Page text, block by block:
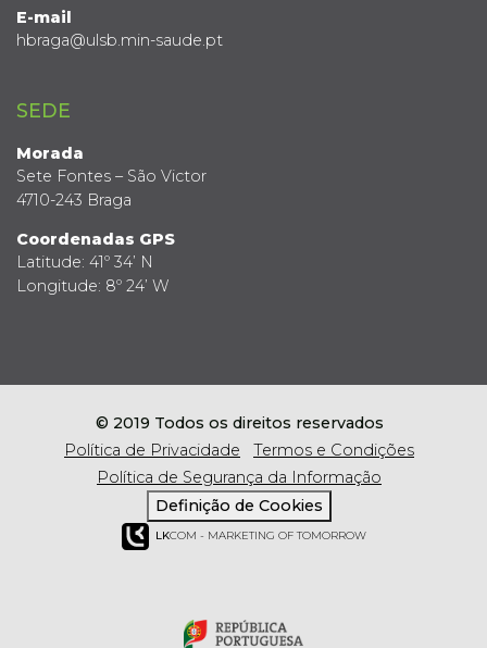
E-mail
hbraga@ulsb.min-saude.pt
SEDE
Morada
Sete Fontes – São Victor
4710-243 Braga
Coordenadas GPS
Latitude: 41º 34’ N
Longitude: 8º 24’ W
© 2019 Todos os direitos reservados
Política de Privacidade
Termos e Condições
Política de Segurança da Informação
Definição de Cookies
LKCOM - MARKETING OF TOMORROW